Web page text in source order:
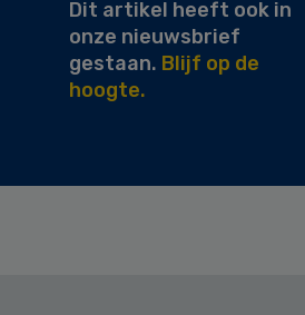
Dit artikel heeft ook in
onze nieuwsbrief
gestaan. Blijf op de
hoogte.